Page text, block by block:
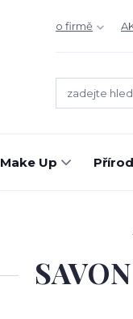
o firmě
Make Up